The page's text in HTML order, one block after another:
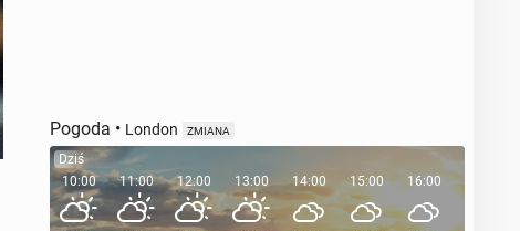
Pogoda • London ZMIANA
Dziś
10:00
11:00 12:00 13:00 14:00 15:00 16:00 17:00